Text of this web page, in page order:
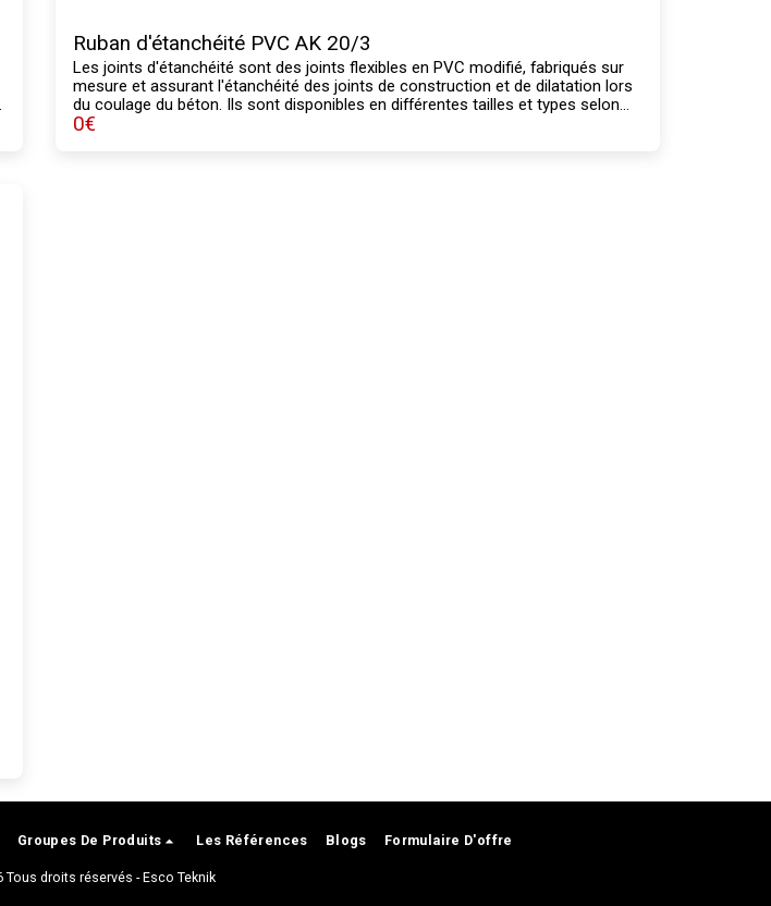
Ruban d'étanchéité PVC AK 20/3
Les joints d'étanchéité sont des joints flexibles en PVC modifié, fabriqués sur
mesure et assurant l'étanchéité des joints de construction et de dilatation lors
du coulage du béton. Ils sont disponibles en différentes tailles et types selon
leur utilisation prévue.
0€
Groupes De Produits Les Références Blogs Formulaire D'offre
droits réservés -Esco Teknik